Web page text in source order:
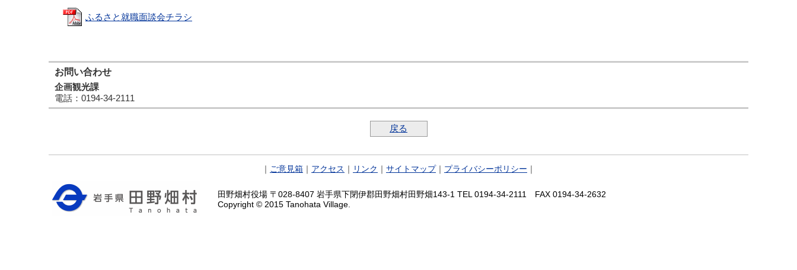
ふるさと就職面談会チラシ
お問い合わせ
企画観光課
電話 ：0194-34-2111
戻る
｜ ご意見箱 ｜ アクセス ｜ リンク ｜ サイトマップ｜ プライバシーポリシー ｜
田野畑村役場 〒028-8407 岩手県下閉伊郡田野畑村田野畑143-1 TEL 0194-34-2111 FAX 0194-34-2632
Copyright © 2015 Tanohata Village.